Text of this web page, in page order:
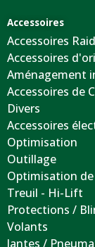
Accessoires
Accessoires Raid
Accessoires
Aménagement
Accessoires de
Divers
Accessoires
Optimisation
Outillage
Optimisation
Treuil - Hi-Lift
Protections /
Volants
Jantes /